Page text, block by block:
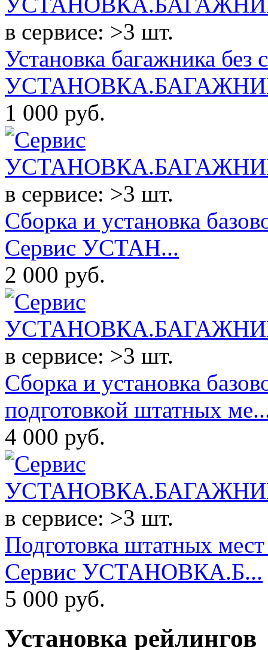
в сервисе: >3 шт.
Установка багажника без
1 000 руб.
в сервисе: >3 шт.
Сборка и установка
Сервис УСТАН...
2 000 руб.
в сервисе: >3 шт.
Сборка и установка
подготовкой штатных
4 000 руб.
в сервисе: >3 шт.
Подготовка штатных
Сервис УСТАНОВКА.Б...
5 000 руб.
Установка рейлингов